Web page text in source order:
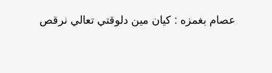
عصام بغمزه : كيان مين دلوقتي تعالي نرقص